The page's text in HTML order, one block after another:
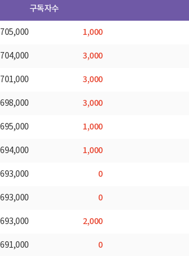
구독자수
705,000 1,000
704,000 3,000
701,000 3,000
698,000 3,000
695,000 1,000
694,000 1,000
693,000 0
693,000 0
693,000 2,000
691,000 0